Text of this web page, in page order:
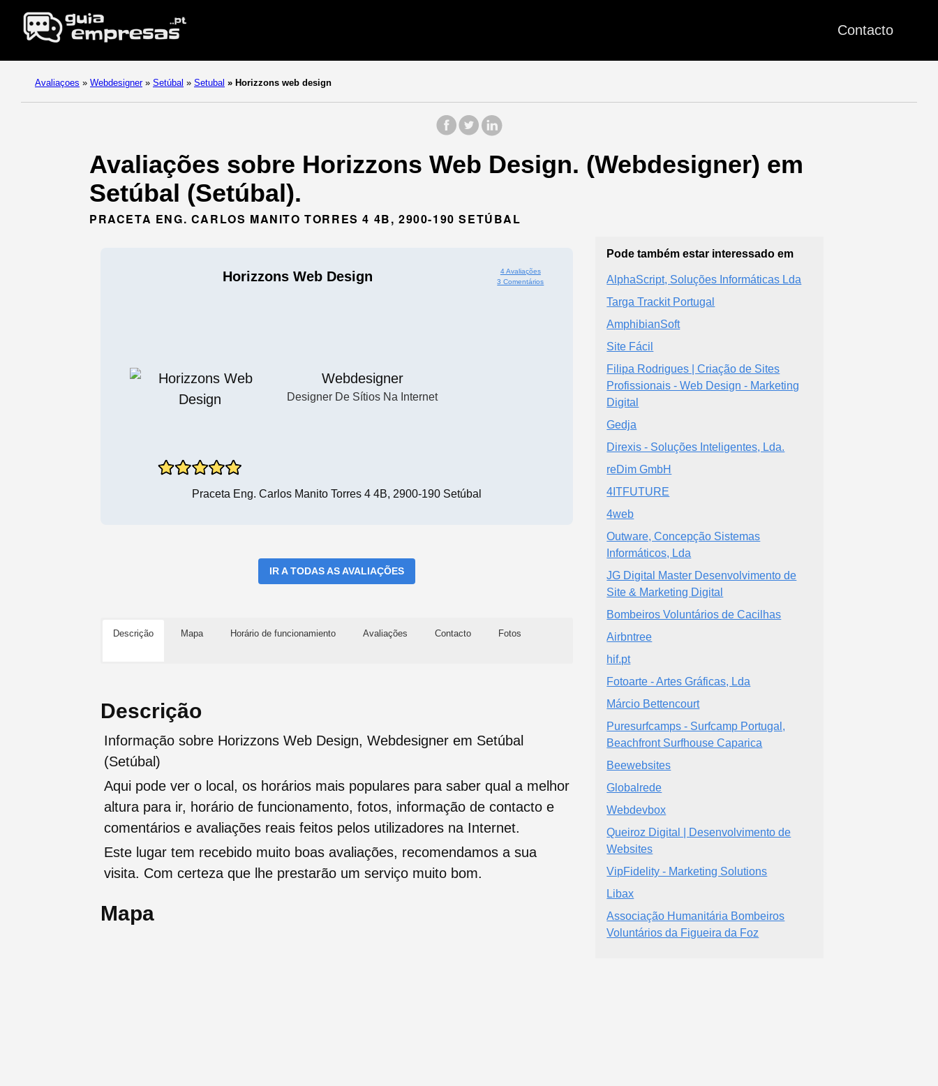
Contacto
Avaliaçoes » Webdesigner » Setúbal » Setubal » Horizzons web design
Avaliações sobre Horizzons Web Design. (Webdesigner) em
Setúbal (Setúbal).
PRACETA ENG. CARLOS MANITO TORRES 4 4B, 2900-190 SETÚBAL
Horizzons Web Design
4 Avaliações
3 Comentários
Webdesigner
Designer De Sítios Na Internet
Praceta Eng. Carlos Manito Torres 4 4B, 2900-190 Setúbal
IR A TODAS AS AVALIAÇÕES
Descrição Mapa Horário de funcionamiento Avaliações Contacto Fotos
Descrição
Informação sobre Horizzons Web Design, Webdesigner em Setúbal
(Setúbal)
Aqui pode ver o local, os horários mais populares para saber qual a melhor
altura para ir, horário de funcionamento, fotos, informação de contacto e
comentários e avaliações reais feitos pelos utilizadores na Internet.
Este lugar tem recebido muito boas avaliações, recomendamos a sua
visita. Com certeza que lhe prestarão um serviço muito bom.
Mapa
Pode também estar interessado em
AlphaScript, Soluções Informáticas Lda
Targa Trackit Portugal
AmphibianSoft
Site Fácil
Filipa Rodrigues | Criação de Sites
Profissionais - Web Design - Marketing
Digital
Gedja
Direxis - Soluções Inteligentes, Lda.
reDim GmbH
4ITFUTURE
4web
Outware, Concepção Sistemas
Informáticos, Lda
JG Digital Master Desenvolvimento de
Site & Marketing Digital
Bombeiros Voluntários de Cacilhas
Airbntree
hif.pt
Fotoarte - Artes Gráficas, Lda
Márcio Bettencourt
Puresurfcamps - Surfcamp Portugal,
Beachfront Surfhouse Caparica
Beewebsites
Globalrede
Webdevbox
Queiroz Digital | Desenvolvimento de
Websites
VipFidelity - Marketing Solutions
Libax
Associação Humanitária Bombeiros
Voluntários da Figueira da Foz